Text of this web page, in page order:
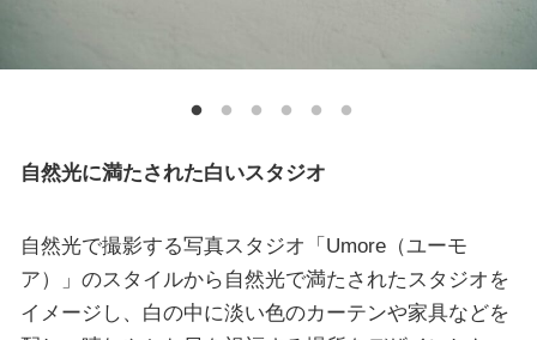
自然光に満たされた白いスタジオ
自然光で撮影する写真スタジオ「Umore（ユーモ
ア）」のスタイルから自然光で満たされたスタジオを
イメージし、白の中に淡い色のカーテンや家具などを